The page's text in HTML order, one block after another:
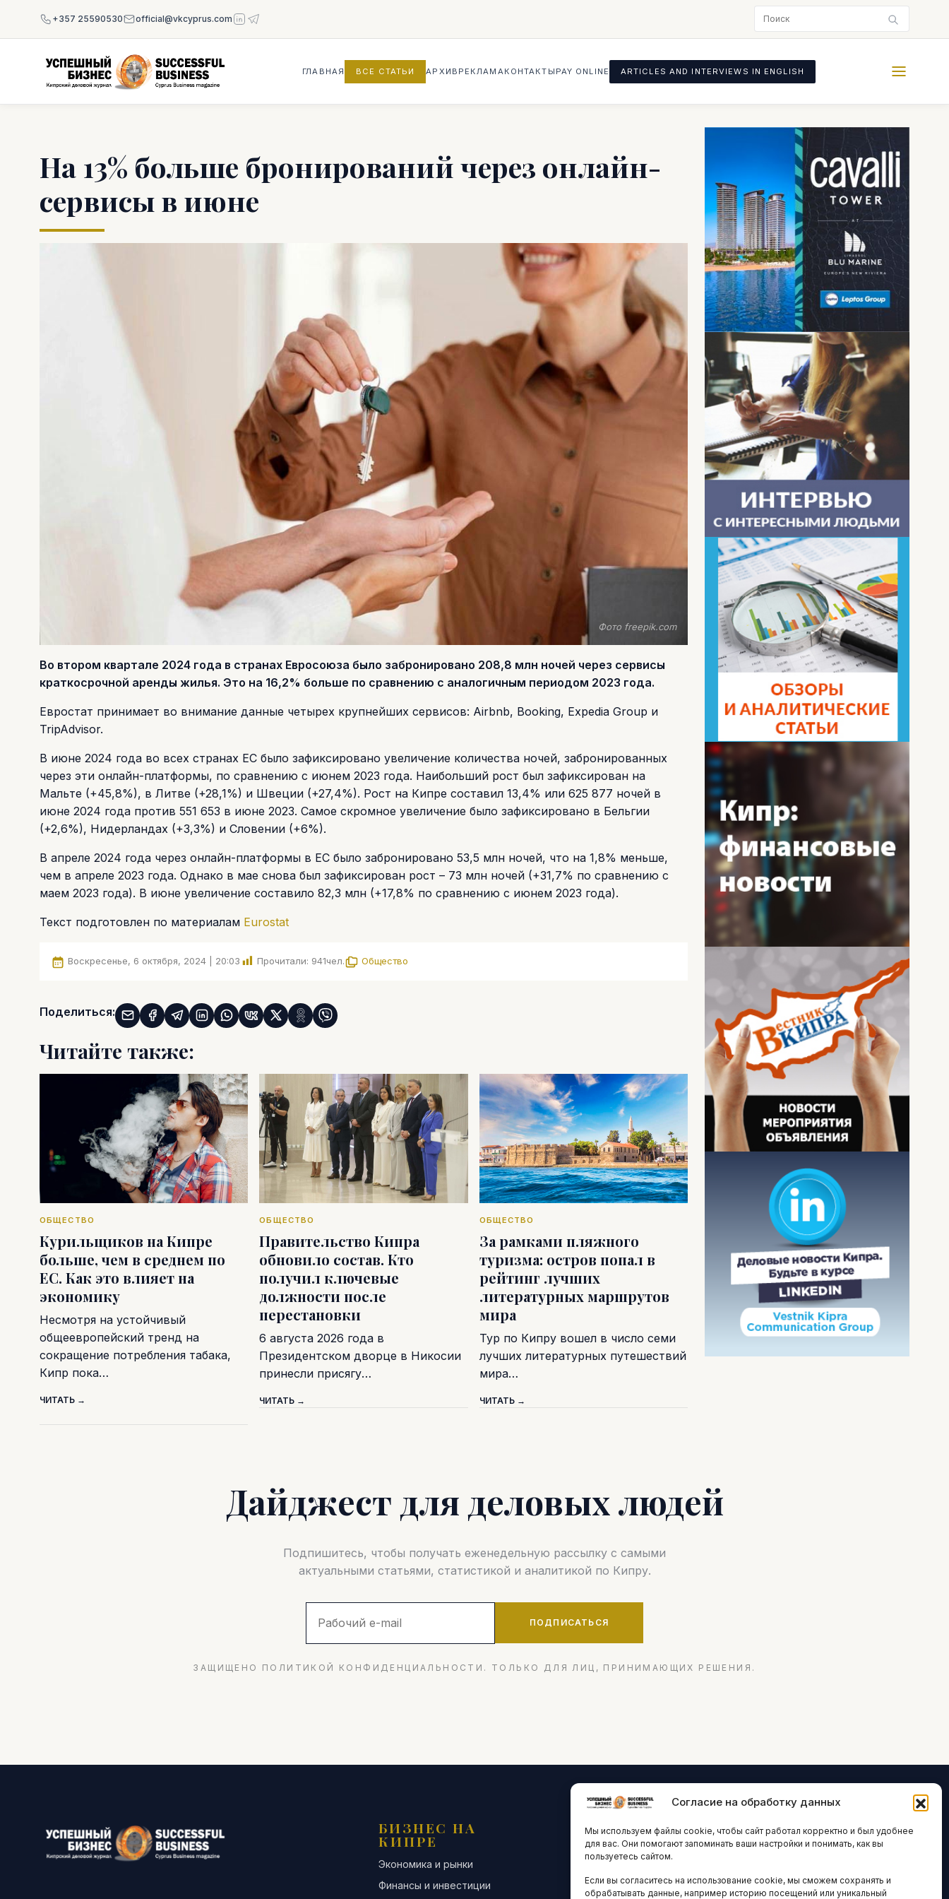
Согласие на обработку данных
Мы используем файлы cookie, чтобы сайт работал корректно и был удобнее
для вас. Они помогают запоминать ваши настройки и понимать, как вы
пользуетесь сайтом.
Если вы согласитесь на использование cookie, мы сможем сохранять и
обрабатывать данные, например историю посещений или уникальный
+357 25590530 official@vkcyprus.com
ГЛАВНАЯ ВСЕ СТАТЬИ АРХИВ РЕКЛАМА КОНТАКТЫ PAY ONLINE ARTICLES AND INTERVIEWS IN ENGLISH
На 13% больше бронирований через онлайн-
сервисы в июне
Фото freepik.com
Во втором квартале 2024 года в странах Евросоюза было забронировано 208,8 млн ночей через сервисы
краткосрочной аренды жилья. Это на 16,2% больше по сравнению с аналогичным периодом 2023 года.
Евростат принимает во внимание данные четырех крупнейших сервисов: Airbnb, Booking, Expedia Group и
TripAdvisor.
В июне 2024 года во всех странах ЕС было зафиксировано увеличение количества ночей, забронированных
через эти онлайн-платформы, по сравнению с июнем 2023 года. Наибольший рост был зафиксирован на
Мальте (+45,8%), в Литве (+28,1%) и Швеции (+27,4%). Рост на Кипре составил 13,4% или 625 877 ночей в
июне 2024 года против 551 653 в июне 2023. Самое скромное увеличение было зафиксировано в Бельгии
(+2,6%), Нидерландах (+3,3%) и Словении (+6%).
В апреле 2024 года через онлайн-платформы в ЕС было забронировано 53,5 млн ночей, что на 1,8% меньше,
чем в апреле 2023 года. Однако в мае снова был зафиксирован рост – 73 млн ночей (+31,7% по сравнению с
маем 2023 года). В июне увеличение составило 82,3 млн (+17,8% по сравнению с июнем 2023 года).
Текст подготовлен по материалам Eurostat
Воскресенье, 6 октября, 2024 | 20:03 Прочитали: 941чел. Общество
Поделиться:
Читайте также:
ОБЩЕСТВО
Курильщиков на Кипре
больше, чем в среднем по
ЕС. Как это влияет на
экономику
Несмотря на устойчивый
общеевропейский тренд на
сокращение потребления табака,
Кипр пока…
ЧИТАТЬ →
ОБЩЕСТВО
Правительство Кипра
обновило состав. Кто
получил ключевые
должности после
перестановки
6 августа 2026 года в
Президентском дворце в Никосии
принесли присягу…
ЧИТАТЬ →
ОБЩЕСТВО
За рамками пляжного
туризма: остров попал в
рейтинг лучших
литературных маршрутов
мира
Тур по Кипру вошел в число семи
лучших литературных путешествий
мира…
ЧИТАТЬ →
Дайджест для деловых людей
Подпишитесь, чтобы получать еженедельную рассылку с самыми
актуальными статьями, статистикой и аналитикой по Кипру.
ПОДПИСАТЬСЯ
ЗАЩИЩЕНО ПОЛИТИКОЙ КОНФИДЕНЦИАЛЬНОСТИ. ТОЛЬКО ДЛЯ ЛИЦ, ПРИНИМАЮЩИХ РЕШЕНИЯ.
БИЗНЕС НА
КИПРЕ
Экономика и рынки
Финансы и инвестиции
ТЕХНОЛОГИИ И
ИННОВАЦИИ
Стартапы и исследования
Цифровая экономика
ARTICLES IN
ENGLISH
НАВИГАЦИЯ